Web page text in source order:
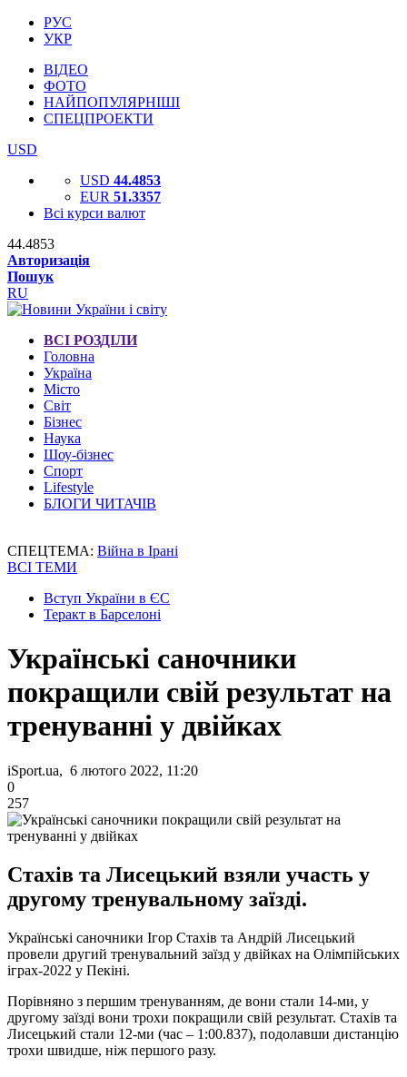
РУС
УКР
ВІДЕО
ФОТО
НАЙПОПУЛЯРНІШІ
СПЕЦПРОЕКТИ
USD
USD 44.4853
EUR 51.3357
Всі курси валют
44.4853
Авторизація
Пошук
RU
ВСІ РОЗДІЛИ
Головна
Україна
Місто
Світ
Бізнес
Наука
Шоу-бізнес
Спорт
Lifestyle
БЛОГИ ЧИТАЧІВ
СПЕЦТЕМА: Війна в Ірані
ВСІ ТЕМИ
Вступ України в ЄС
Теракт в Барселоні
Українські саночники
покращили свій результат на
тренуванні у двійках
iSport.ua, 6 лютого 2022, 11:20
0
257
Стахів та Лисецький взяли участь у
другому тренувальному заїзді.
Українські саночники Ігор Стахів та Андрій Лисецький
провели другий тренувальний заїзд у двійках на Олімпійських
іграх-2022 у Пекіні.
Порівняно з першим тренуванням, де вони стали 14-ми, у
другому заїзді вони трохи покращили свій результат. Стахів та
Лисецький стали 12-ми (час – 1:00.837), подолавши дистанцію
трохи швидше, ніж першого разу.